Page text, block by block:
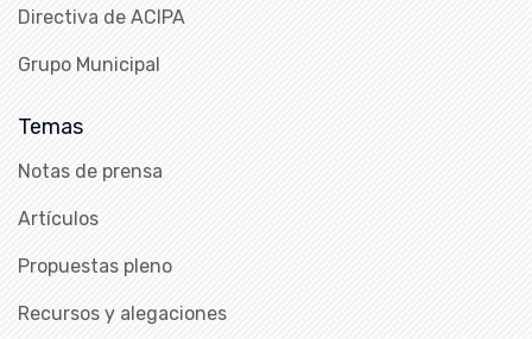
Directiva de ACIPA
Grupo Municipal
Temas
Notas de prensa
Artículos
Propuestas pleno
Recursos y alegaciones